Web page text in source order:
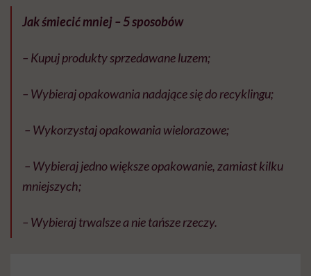
Jak śmiecić mniej – 5 sposobów
– Kupuj produkty sprzedawane luzem;
– Wybieraj opakowania nadające się do recyklingu;
– Wykorzystaj opakowania wielorazowe;
– Wybieraj jedno większe opakowanie, zamiast kilku
mniejszych;
– Wybieraj trwalsze a nie tańsze rzeczy.